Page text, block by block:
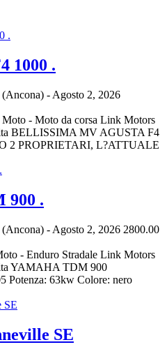
1000 .
- Agosto 2, 2026
- Moto da corsa Link Motors
BELLISSIMA MV AGUSTA F4
2 PROPRIETARI, L?ATTUALE
900 .
- Agosto 2, 2026 2800.00
- Enduro Stradale Link Motors
YAMAHA TDM 900
Potenza: 63kw Colore: nero
SE